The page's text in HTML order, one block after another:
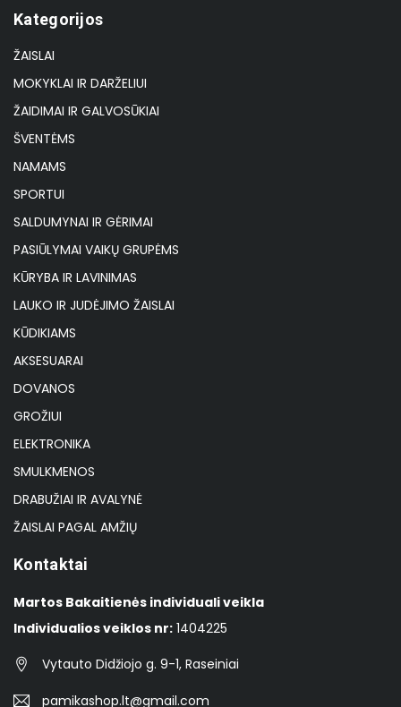
Kategorijos
ŽAISLAI
MOKYKLAI IR DARŽELIUI
ŽAIDIMAI IR GALVOSŪKIAI
ŠVENTĖMS
NAMAMS
SPORTUI
SALDUMYNAI IR GĖRIMAI
PASIŪLYMAI VAIKŲ GRUPĖMS
KŪRYBA IR LAVINIMAS
LAUKO IR JUDĖJIMO ŽAISLAI
KŪDIKIAMS
AKSESUARAI
DOVANOS
GROŽIUI
ELEKTRONIKA
SMULKMENOS
DRABUŽIAI IR AVALYNĖ
ŽAISLAI PAGAL AMŽIŲ
Kontaktai
Martos Bakaitienės individuali veikla
Individualios veiklos nr: 1404225
Vytauto Didžiojo g. 9-1, Raseiniai
pamikashop.lt@gmail.com